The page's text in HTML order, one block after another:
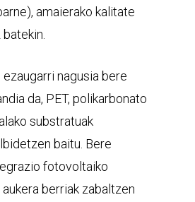
amaierako kalitate
nagusia bere
da, PET, polikarbonato
substratuak
baitu. Bere
fotovoltaiko
berriak zabaltzen